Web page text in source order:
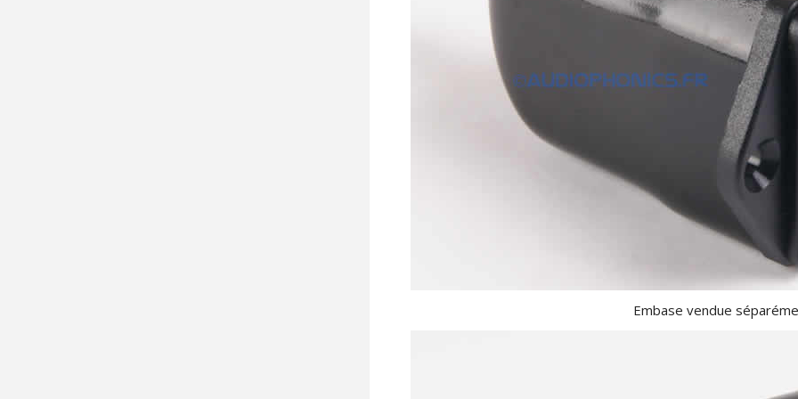
Embase vendue